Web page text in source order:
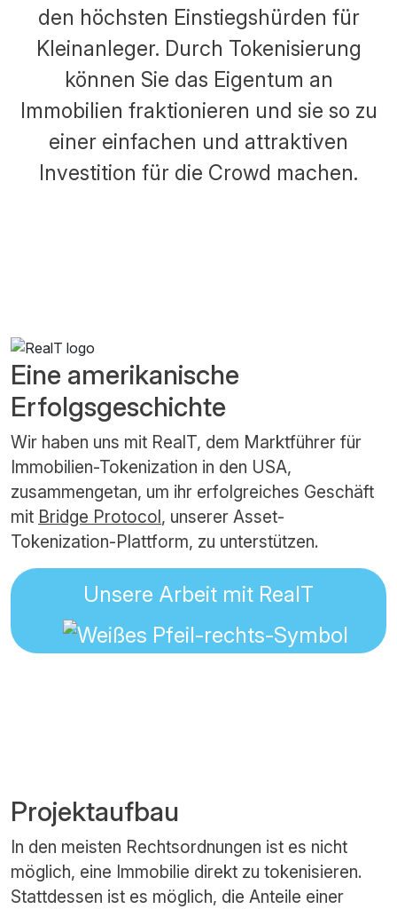
den höchsten Einstiegshürden für
Kleinanleger. Durch Tokenisierung
können Sie das Eigentum an
Immobilien fraktionieren und sie so zu
einer einfachen und attraktiven
Investition für die Crowd machen.
Eine amerikanische
Erfolgsgeschichte
Wir haben uns mit RealT, dem Marktführer für
Immobilien-Tokenization in den USA,
zusammengetan, um ihr erfolgreiches Geschäft
mit Bridge Protocol, unserer Asset-
Tokenization-Plattform, zu unterstützen.
Unsere Arbeit mit RealT
Projektaufbau
In den meisten Rechtsordnungen ist es nicht
möglich, eine Immobilie direkt zu tokenisieren.
Stattdessen ist es möglich, die Anteile einer